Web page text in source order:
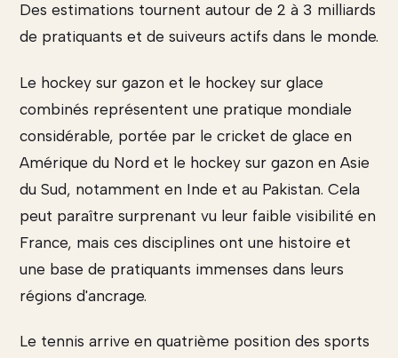
Des estimations tournent autour de 2 à 3 milliards
de pratiquants et de suiveurs actifs dans le monde.
Le hockey sur gazon et le hockey sur glace
combinés représentent une pratique mondiale
considérable, portée par le cricket de glace en
Amérique du Nord et le hockey sur gazon en Asie
du Sud, notamment en Inde et au Pakistan. Cela
peut paraître surprenant vu leur faible visibilité en
France, mais ces disciplines ont une histoire et
une base de pratiquants immenses dans leurs
régions d'ancrage.
Le tennis arrive en quatrième position des sports